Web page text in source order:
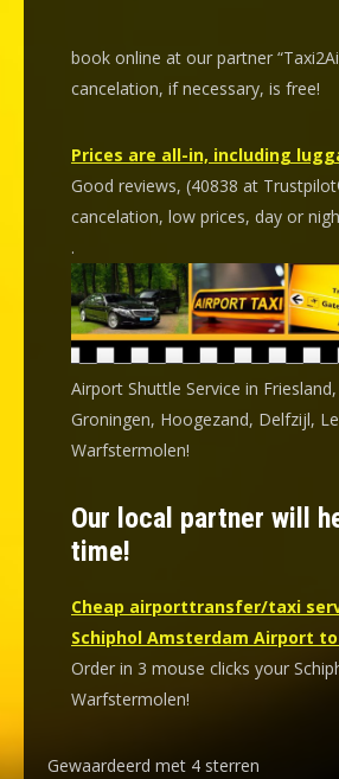
book online at our partner
cancelation, if necessary, is free!
Prices are all-in, including
Good reviews, (40838 at
cancelation, low prices, day or
.
Airport Shuttle Service in
Groningen, Hoogezand, Delfzijl,
Warfstermolen!
Our local partner will
time!
Cheap airporttransfer/taxi
Schiphol Amsterdam Airport
Order in 3 mouse clicks your
Warfstermolen!
Gewaardeerd met 4 sterren